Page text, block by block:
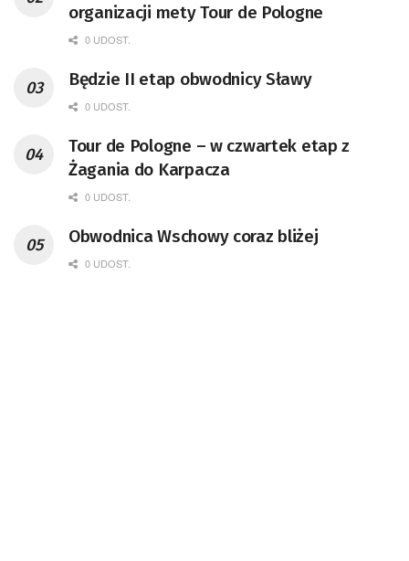
organizacji mety Tour de Pologne
0 UDOST.
Będzie II etap obwodnicy Sławy
0 UDOST.
Tour de Pologne – w czwartek etap z
Żagania do Karpacza
0 UDOST.
Obwodnica Wschowy coraz bliżej
0 UDOST.